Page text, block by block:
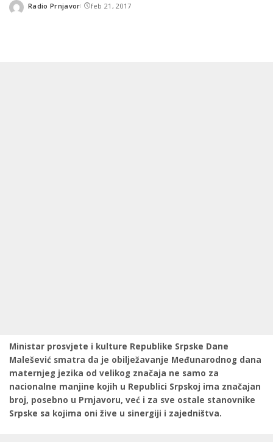
Posted
Radio Prnjavor feb 21, 2017
Ministar prosvjete i kulture Republike Srpske Dane
Malešević smatra da je obilježavanje Međunarodnog dana
maternjeg jezika od velikog značaja ne samo za
nacionalne manjine kojih u Republici Srpskoj ima značajan
broj, posebno u Prnjavoru, već i za sve ostale stanovnike
Srpske sa kojima oni žive u sinergiji i zajedništva.